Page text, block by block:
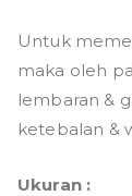
Untuk
maka oleh
lembaran &
ketebalan &
Ukuran :